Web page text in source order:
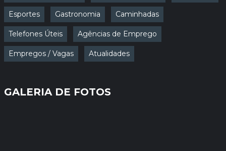
Esportes Gastronomia Caminhadas
Telefones Úteis Agências de Emprego
Empregos / Vagas Atualidades
GALERIA DE FOTOS